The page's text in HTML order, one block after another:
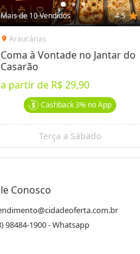
Mais de 10 Vendidos 4,5 star
location_on Araucárias
Coma à Vontade no Jantar do
Casarão
a partir de R$ 29,90
Cashback3%no App
Terça a Sábado
Conosco
98484-1900 - Whatsapp